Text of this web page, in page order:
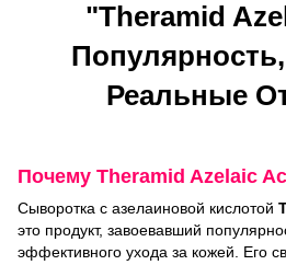
"Theramid
Реальные
Почему Theramid Azelaic
Сыворотка с азелаиновой кислотой
это продукт, завоевавший
эффективного ухода за кожей. Его